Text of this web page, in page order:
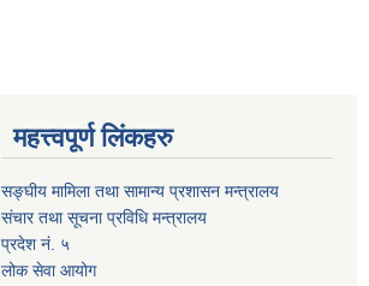
महत्त्वपूर्ण लिंकहरु
सङ्घीय मामिला तथा सामान्य प्रशासन मन्त्रालय
संचार तथा सूचना प्रविधि मन्त्रालय
प्रदेश नं. ५
लोक सेवा आयोग